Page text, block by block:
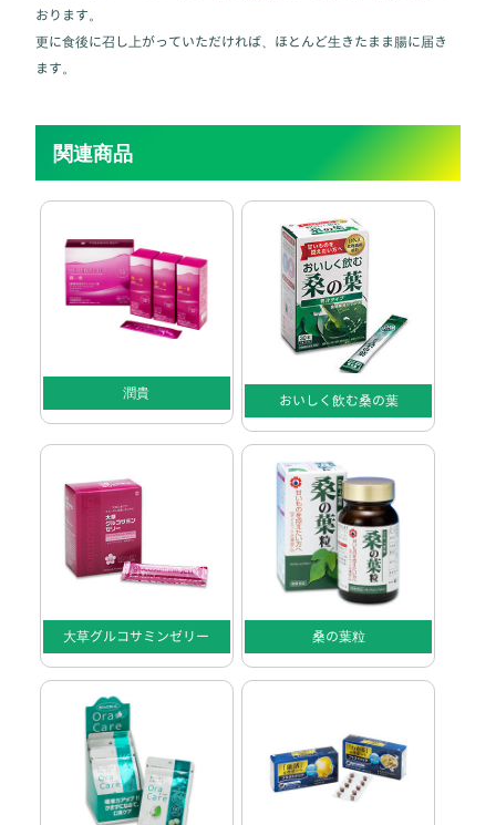
おります。
更に食後に召し上がっていただければ、ほとんど生きたまま腸に届き
ます。
関連商品
潤貴 おいしく飲む桑の葉
大草グルコサミンゼリー 桑の葉粒